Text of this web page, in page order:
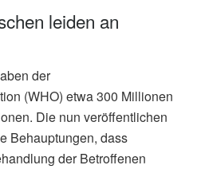
leiden an
der
(WHO) etwa 300 Millionen
Die nun veröffentlichen
Behauptungen, dass
der Betroffenen